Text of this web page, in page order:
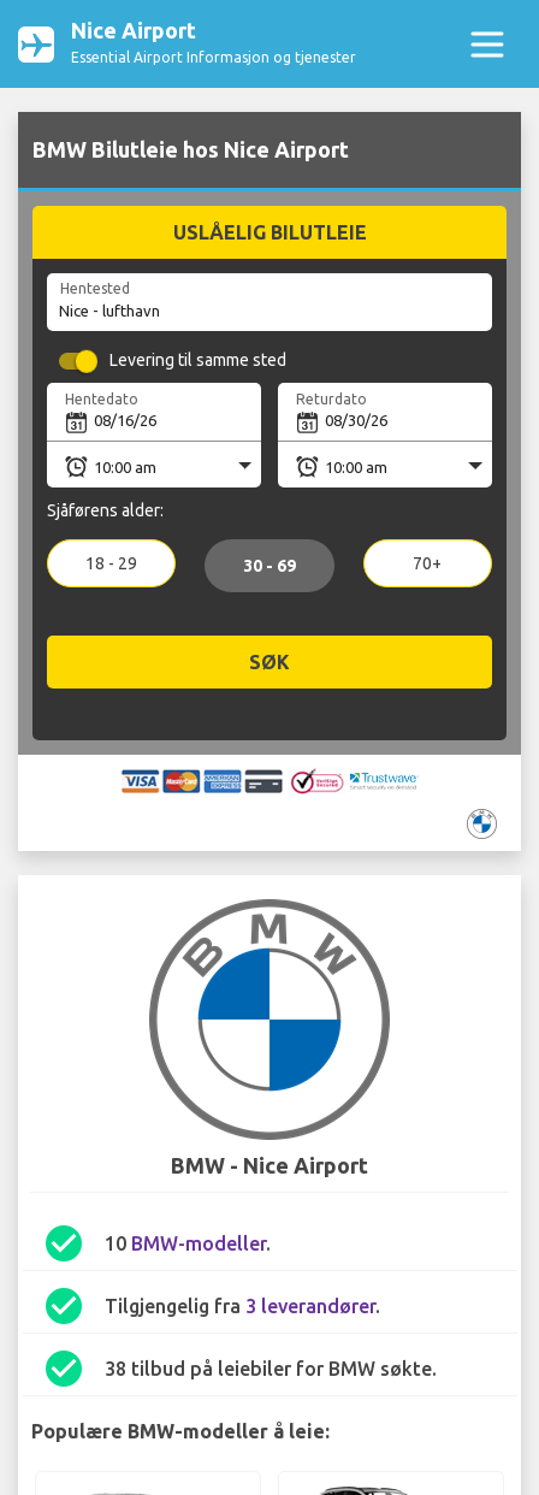
Nice Airport
Essential Airport Informasjon og tjenester
BMW Bilutleie hos Nice Airport
USLÅELIG BILUTLEIE
Hentested
Levering til samme sted
Hentedato Returdato
Sjåførens alder:
18 - 29 30 - 69 70+
SØK
BMW - Nice Airport
check_circle 10 BMW-modeller.
check_circle Tilgjengelig fra 3 leverandører.
check_circle 38 tilbud på leiebiler for BMW søkte.
Populære BMW-modeller å leie: